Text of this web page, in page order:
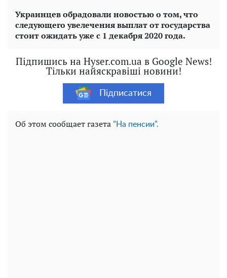
Украинцев обрадовали новостью о том, что
следующего увелечения выплат от государства
стоит ожидать уже с 1 декабря 2020 года.
Підпишись на Hyser.com.ua в Google News!
Тільки найяскравіші новини!
Підписатися
Об этом сообщает газета "На пенсии".